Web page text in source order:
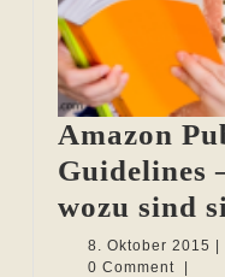
Amazon
Guidelines
wozu sind
8. Oktober 2015 8.
0 Comment